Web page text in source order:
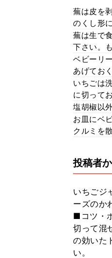
蕪は皮を
のくし形
蕪は生で
下さい。
ベビーリ
あげておく
いちごは
に切って
塩胡椒以
お皿にベ
クルミを
投稿者
いちごジ
ーズのか
■コツ・
切って混
の効いた
い。